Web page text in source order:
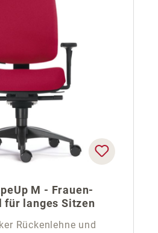
M - Frauen-
für langes Sitzen
Rückenlehne und